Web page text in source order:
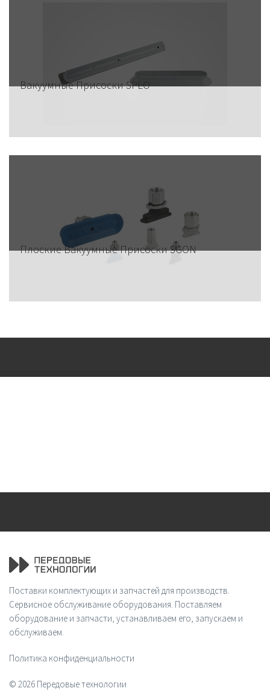
Вакуумные Присоски SPLO
Плоские Вакуумные Присоски SGON
Поставки комплектующих и запчастей для производств.
Сервисное обслуживание оборудования. Поставляем
оборудование и запчасти, устанавливаем его, запускаем и
обслуживаем.
Политика конфиденциальности
© 2026 Передовые технологии